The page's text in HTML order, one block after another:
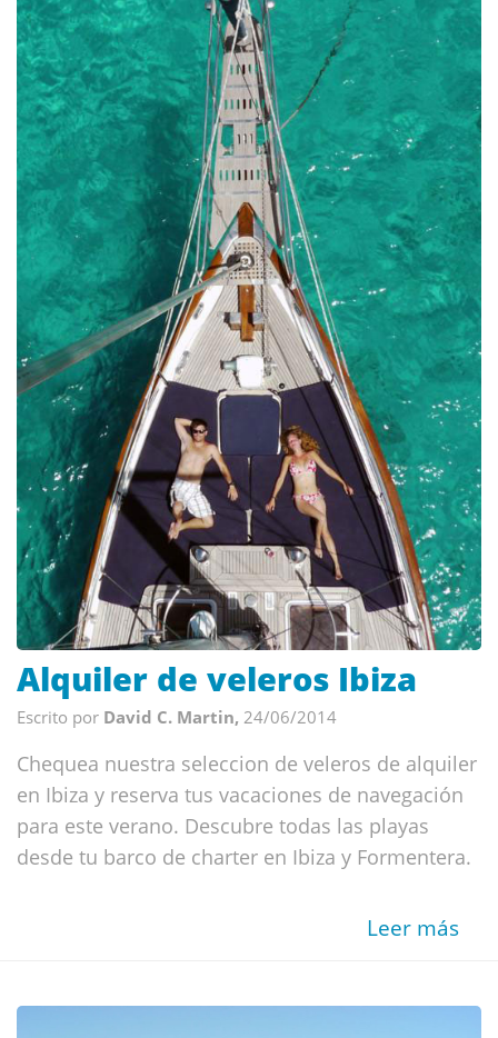
Alquiler de veleros Ibiza
Escrito por David C. Martin, 24/06/2014
Chequea nuestra seleccion de veleros de alquiler
en Ibiza y reserva tus vacaciones de navegación
para este verano. Descubre todas las playas
desde tu barco de charter en Ibiza y Formentera.
Leer más